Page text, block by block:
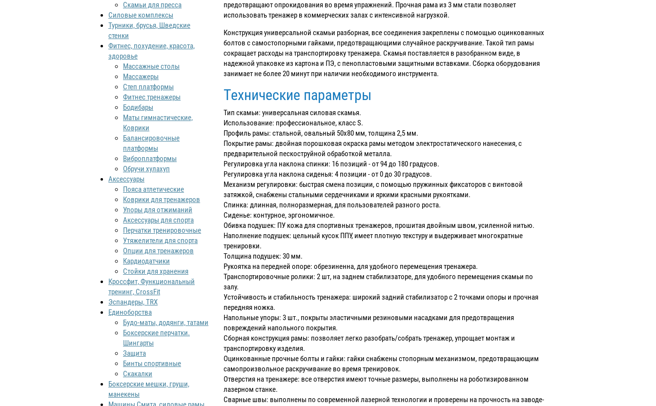
предотвращают опрокидования во время упражнений. Прочная рама из 3 мм стали позволяет
использовать тренажер в коммерческих залах с интенсивной нагрузкой.
Конструкция универсальной скамьи разборная, все соединения закреплены с помощью оцинкованных
болтов с самостопорными гайками, предотвращающими случайное раскручивание. Такой тип рамы
сокращает расходы на транспортировку тренажера. Скамья поставляется в разобранном виде, в
надежной упаковке из картона и ПЭ, с пенопластовыми защитными вставками. Сборка оборудования
занимает не более 20 минут при наличии необходимого инструмента.
Технические параметры
Тип скамьи: универсальная силовая скамья.
Использование: профессиональное, класс S.
Профиль рамы: стальной, овальный 50х80 мм, толщина 2,5 мм.
Покрытие рамы: двойная порошковая окраска рамы методом электростатического нанесения, с
предварительной пескоструйной обработкой металла.
Регулировка угла наклона спинки: 16 позиций - от 94 до 180 градусов.
Регулировка угла наклона сиденья: 4 позиции - от 0 до 30 градусов.
Механизм регулировки: быстрая смена позиции, с помощью пружинных фиксаторов с винтовой
затяжкой, снабжены стальными сердечниками и яркими красными рукоятками.
Спинка: длинная, полноразмерная, для пользователей разного роста.
Сиденье: контурное, эргономичное.
Обивка подушек: ПУ кожа для спортивных тренажеров, прошитая двойным швом, усиленной нитью.
Наполнение подушек: цельный кусок ППУ, имеет плотную текстуру и выдерживает многократные
тренировки.
Толщина подушек: 30 мм.
Рукоятка на передней опоре: обрезиненна, для удобного перемещения тренажера.
Транспортировочные ролики: 2 шт, на заднем стабилизаторе, для удобного перемещения скамьи по
залу.
Устойчивость и стабильность тренажера: широкий задний стабилизатор с 2 точками опоры и прочная
передняя ножка.
Напольные упоры: 3 шт., покрыты эластичными резиновыми насадками для предотвращения
повреждений напольного покрытия.
Сборная конструкция рамы: позволяет легко разобрать/собрать тренажер, упрощает монтаж и
транспортировку изделия.
Оцинкованные прочные болты и гайки: гайки снабжены стопорным механизмом, предотвращающим
самопроизвольное раскручивание во время тренировок.
Отверстия на тренажере: все отверстия имеют точные размеры, выполнены на роботизированном
лазерном станке.
Сварные швы: выполнены по современной лазерной технологии и проверены на прочность на заводе-
Скамьи для пресса
Силовые комплексы
Турники, брусья, Шведские
стенки
Фитнес, похудение, красота,
здоровье
Массажные столы
Массажеры
Степ платформы
Фитнес тренажеры
Бодибары
Маты гимнастические,
Коврики
Балансировочные
платформы
Виброплатформы
Обручи хулахуп
Аксессуары
Пояса атлетические
Коврики для тренажеров
Упоры для отжиманий
Аксессуары для спорта
Перчатки тренировочные
Утяжелители для спорта
Опции для тренажеров
Кардиодатчики
Стойки для хранения
Кроссфит, Функциональный
тренинг, CrossFit
Эспандеры, TRX
Единоборства
Будо-маты, додянги, татами
Боксерские перчатки.
Шингарты
Защита
Бинты спортивные
Скакалки
Боксерские мешки, груши,
манекены